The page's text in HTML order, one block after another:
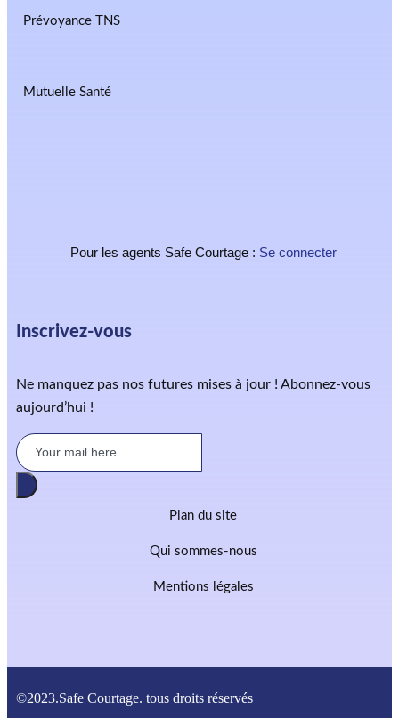
Prévoyance TNS
Mutuelle Santé
Pour les agents Safe Courtage : Se connecter
Inscrivez-vous
Ne manquez pas nos futures mises à jour ! Abonnez-vous
aujourd’hui !
Plan du site
Qui sommes-nous
Mentions légales
©2023.Safe Courtage. tous droits réservés